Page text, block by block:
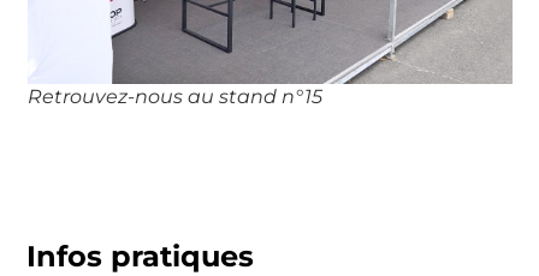
Retrouvez-nous au stand n°15
Infos pratiques